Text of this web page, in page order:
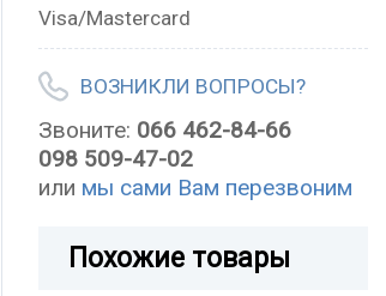
Visa/Mastercard
ВОЗНИКЛИ ВОПРОСЫ?
Звоните: 066 462-84-66
098 509-47-02
или мы сами Вам перезвоним
Похожие товары